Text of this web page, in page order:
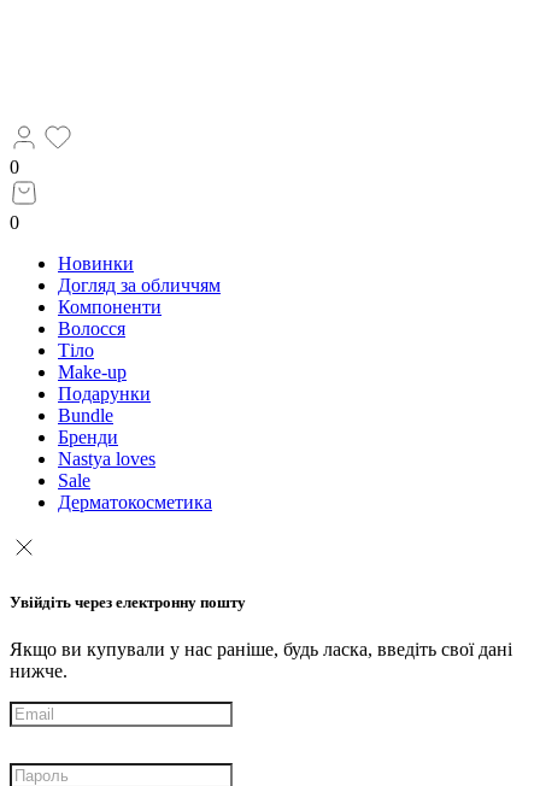
0
0
Новинки
Догляд за обличчям
Компоненти
Волосся
Тіло
Make-up
Подарунки
Bundle
Бренди
Nastya loves
Sale
Дерматокосметика
Увійдіть через електронну пошту
Якщо ви купували у нас раніше, будь ласка, введіть свої дані
нижче.